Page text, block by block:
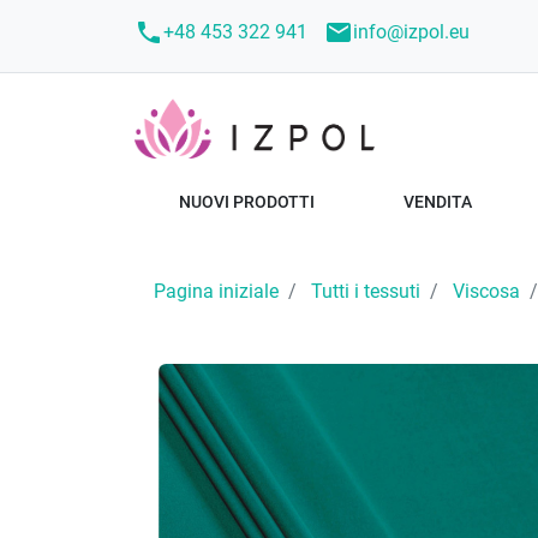
call+48 453 322 941 mailinfo@izpol.eu
NUOVI PRODOTTI VENDITA
Pagina iniziale Tutti i tessuti Viscosa